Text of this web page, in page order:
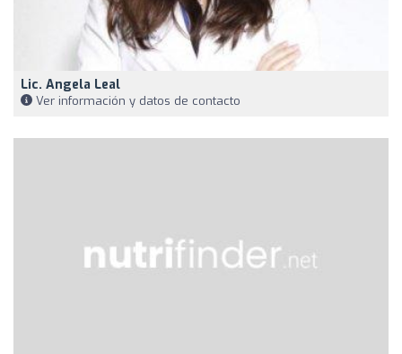
Lic. Angela Leal
Ver información y datos de contacto